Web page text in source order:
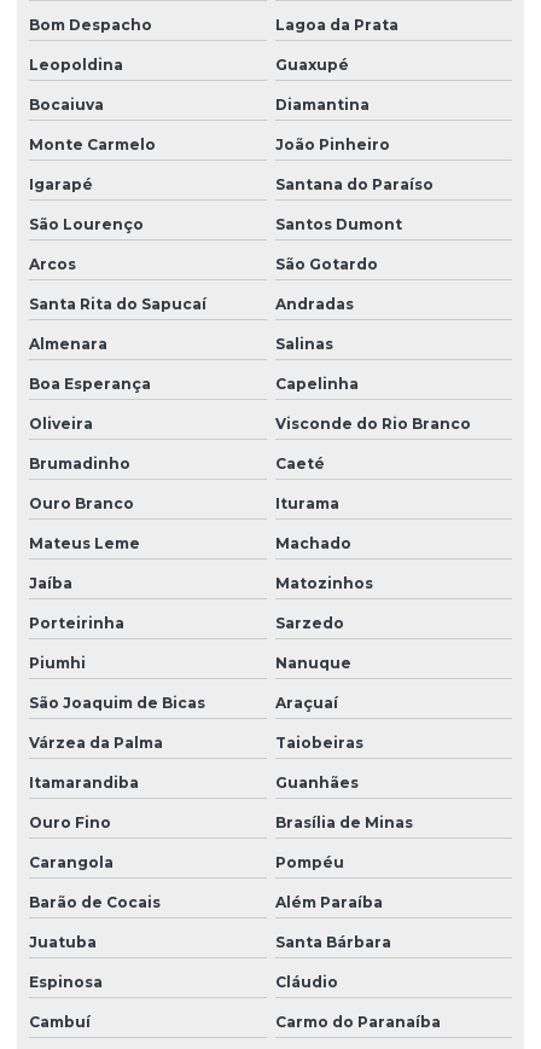
Reforma de talha elétrica
Reforma de talha elétrica em am
Reforma de talha elétrica em sc
Representação swf krantechnik brasil
Retrofit de pontes rolantes
Sinalizador áudio visual
Sistema festoon para pontes rolantes
Talha elétrica de corrente
Talha elétrica para ponte rolante
Talhas elétricas de cabo de aço
Talhas elétricas de cabo de aço swf
Talhas elétricas de corrente swf
Topografia caminho de rolamento
Treinamento para operadores de ponte rolante
Treinamento de ponte rolante
Trilhos de rolamento para pontes rolantes
Venda de peças para pontes rolantes
Venda de talha cabo de aço
Venda de talha elétrica
Venda de talha elétrica de grau alimentício
Venda de talha elétrica para usina hidrelétrica
Bom Despacho Lagoa da Prata
Leopoldina Guaxupé
Bocaiuva Diamantina
Monte Carmelo João Pinheiro
Igarapé Santana do Paraíso
São Lourenço Santos Dumont
Arcos São Gotardo
Santa Rita do Sapucaí Andradas
Almenara Salinas
Boa Esperança Capelinha
Oliveira Visconde do Rio Branco
Brumadinho Caeté
Ouro Branco Iturama
Mateus Leme Machado
Jaíba Matozinhos
Porteirinha Sarzedo
Piumhi Nanuque
São Joaquim de Bicas Araçuaí
Várzea da Palma Taiobeiras
Itamarandiba Guanhães
Ouro Fino Brasília de Minas
Carangola Pompéu
Barão de Cocais Além Paraíba
Juatuba Santa Bárbara
Espinosa Cláudio
Cambuí Carmo do Paranaíba